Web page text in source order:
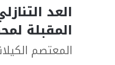
العد
المقبلة
المعتصم